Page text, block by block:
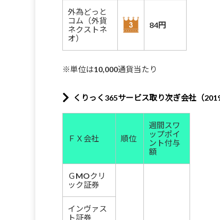
外為どっと
コム（外貨
ネクストネ
オ）
84円
※単位は10,000通貨当たり
くりっく365サービス取り次ぎ会社（
ＦＸ会社 順位
週間スワ
ップポイ
ント付与
額
ＧMOクリ
ック証券
インヴァス
ト証券